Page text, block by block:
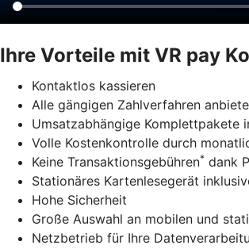
Ihre Vorteile mit VR pay
Kontaktlos kassieren
Alle gängigen Zahlverfahren
Umsatzabhängige Komplettpakete
Volle Kostenkontrolle durch
Keine Transaktionsgebühren* dank
Stationäres Kartenlesegerät
Hohe Sicherheit
Große Auswahl an mobilen und
Netzbetrieb für Ihre